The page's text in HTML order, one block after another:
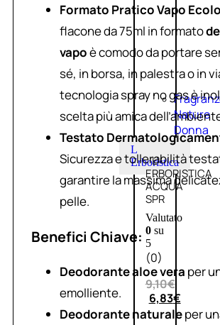
Nature
Donna
L
Erboristica
L’
ERBORISTICA
ACQUA
SPR
Valutato
0su
5
(0)
9,10€
6,83€
Formato Pratico Vapo
flacone da 75ml in formato
vapoè comodo da portare
sé, in borsa, in palestra o in
tecnologia spray no gas è
scelta più amica
Testato
Sicurezza e tollerabilità
garantire la massima
pelle.
Benefici Chiave:
Deodorante aloe vera per
emolliente.
Deodorante naturaleper